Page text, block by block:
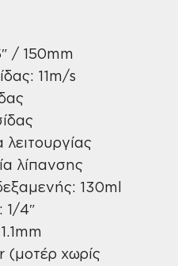
/ 150mm
11m/s
λίπανσης
130ml
1/4″
(μοτέρ χωρίς